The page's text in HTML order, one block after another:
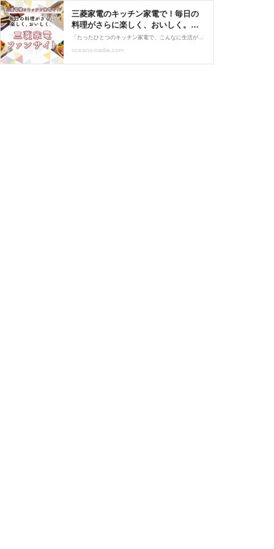
三菱家電のキッチン家電で！毎日の
料理がさらに楽しく、おいしく。－
三菱家電ファンサイト ― | レシピサ
イトNadia
「たったひとつのキッチン家電で、こんなに生活が豊かになる。」そのことを、一人でも多くのみなさんに知ってもらいたい、体感してもらいたい。そんな想いで今回Nadiaと三菱電機が一緒に立ち上げたのがこのファンサイトです。
oceans-nadia.com